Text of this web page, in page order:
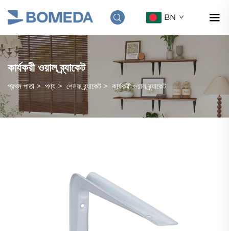
BN
কার্যকরী ওয়াল ব্র্যাকেট
প্রথম পাতা>পণ্য > শেলফ ব্র্যাকেট > কার্যকরী ওয়াল ব্র্যাকেট